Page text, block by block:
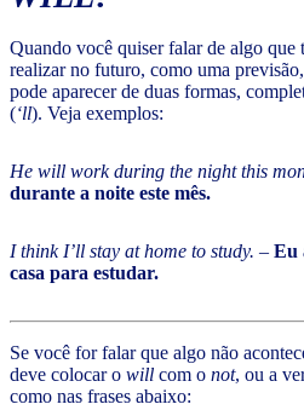
Quando você quiser falar de algo que
realizar no futuro, como uma
pode aparecer de duas formas,
(‘ll). Veja exemplos:
He will work during the night this
durante a noite este mês.
I think I’ll stay at home to study. – Eu
casa para estudar.
Se você for falar que algo não
deve colocar o will com o not, ou a
como nas frases abaixo: